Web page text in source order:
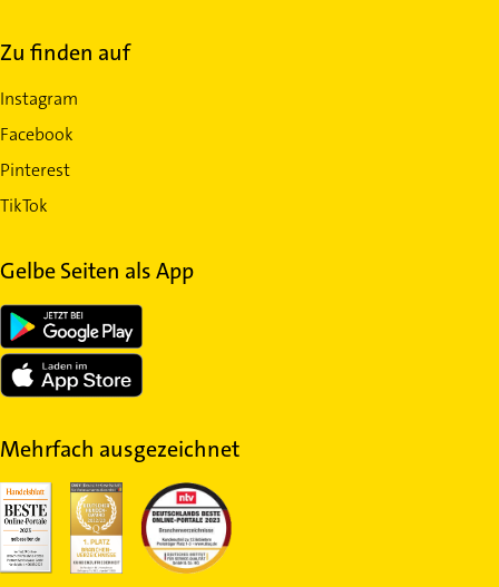
Zu finden auf
Instagram
Facebook
Pinterest
TikTok
Gelbe Seiten als App
Mehrfach ausgezeichnet